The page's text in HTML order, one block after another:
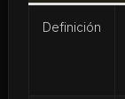
Definición